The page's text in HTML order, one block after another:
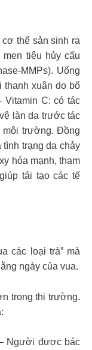
thể sản sinh ra
tiêu hủy cấu
MMPs). Uống
thanh xuân do bổ
Vitamin C: có tác
làn da trước tác
môi trường. Đồng
trạng da chảy
hóa mạnh, tham
tái tạo các tế
các loại trà” mà
ngày của vua.
trong thị trường.
Người được bác